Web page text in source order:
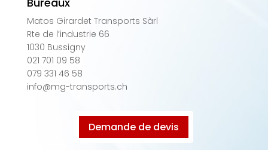
Matos Girardet Transports Sàrl
Rte de l’industrie 66
1030 Bussigny
021 701 09 58
079 331 46 58
info@mg-transports.ch
Demande de devis